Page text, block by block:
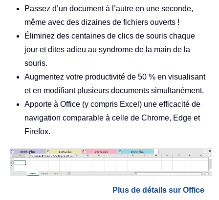
Passez d’un document à l’autre en une seconde,
même avec des dizaines de fichiers ouverts !
Éliminez des centaines de clics de souris chaque
jour et dites adieu au syndrome de la main de la
souris.
Augmentez votre productivité de 50 % en visualisant
et en modifiant plusieurs documents simultanément.
Apporte à Office (y compris Excel) une efficacité de
navigation comparable à celle de Chrome, Edge et
Firefox.
Plus de détails sur Office